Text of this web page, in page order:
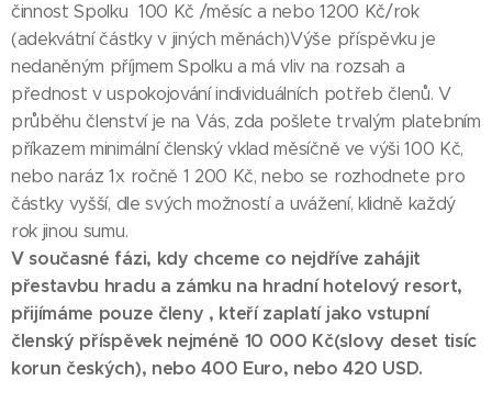
činnost Spolku 100 Kč /měsíc a nebo 1200 Kč/rok
(adekvátní částky v jiných měnách)Výše příspěvku je
nedaněným příjmem Spolku a má vliv na rozsah a
přednost v uspokojování individuálních potřeb členů. V
průběhu členství je na Vás, zda pošlete trvalým platebním
příkazem minimální členský vklad měsíčně ve výši 100 Kč,
nebo naráz 1x ročně 1 200 Kč, nebo se rozhodnete pro
částky vyšší, dle svých možností a uvážení, klidně každý
rok jinou sumu.
V současné fázi, kdy chceme co nejdříve zahájit
přestavbu hradu a zámku na hradní hotelový resort,
přijímáme pouze členy , kteří zaplatí jako vstupní
členský příspěvek nejméně 10 000 Kč(slovy deset tisíc
korun českých), nebo 400 Euro, nebo 420 USD.